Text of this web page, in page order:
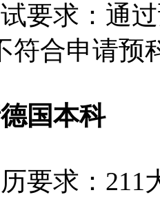
求：通过
符合申请预
国本科
求：211